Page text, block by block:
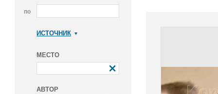
по
ИСТОЧНИК
МЕСТО
АВТОР